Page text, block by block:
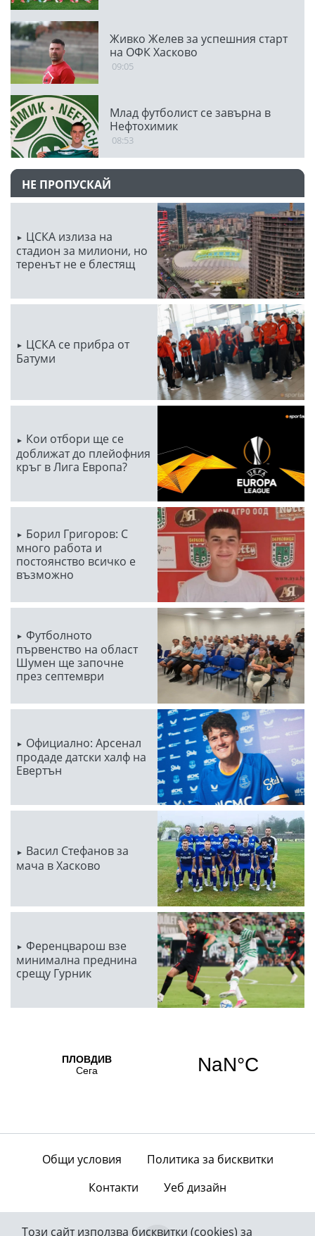
Живко Желев за успешния старт
на ОФК Хасково
09:05
Млад футболист се завърна в
Нефтохимик
08:53
НЕ ПРОПУСКАЙ
ЦСКА излиза на
стадион за милиони, но
теренът не е блестящ
ЦСКА се прибра от
Батуми
Кои отбори ще се
доближат до плейофния
кръг в Лига Европа?
Борил Григоров: С
много работа и
постоянство всичко е
възможно
Футболното
първенство на област
Шумен ще започне
през септември
Официално: Арсенал
продаде датски халф на
Евертън
Васил Стефанов за
мача в Хасково
Ференцварош взе
минимална преднина
срещу Гурник
Общи условия
Политика за бисквитки
Контакти
Уеб дизайн
Този сайт използва бисквитки (cookies) за